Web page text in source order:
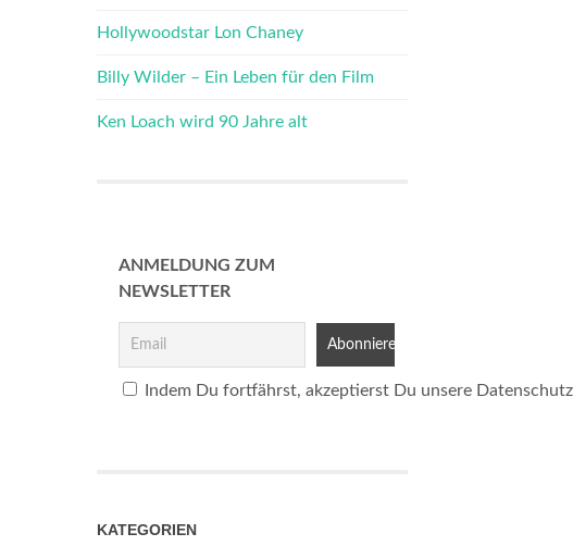
Hollywoodstar Lon Chaney
Billy Wilder – Ein Leben für den Film
Ken Loach wird 90 Jahre alt
ANMELDUNG ZUM
NEWSLETTER
Indem Du fortfährst, akzeptierst Du unsere
KATEGORIEN